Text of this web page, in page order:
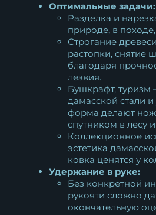
Оптимальные задачи:
Разделка и
природе, в
Строгание
растопки, снятие
благодаря
лезвия.
Бушкрафт, туризм
дамасской стали
форма делают
спутником в лесу
Коллекционное
эстетика
ковка ценятся у
Удержание в руке:
Без конкретной
рукояти сложно
окончательную